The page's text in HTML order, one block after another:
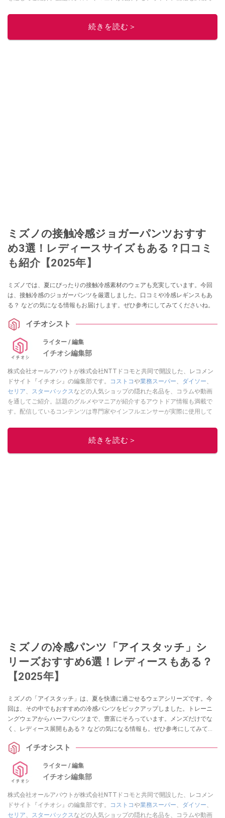
レビューしています。毎日トレンド情報をお届けしているので、ぜひ
してください！続きを読む＞
ミズノの接触冷感ジョガーパンツおすす
め3選！レディースサイズもある？口コミ
も紹介【2025年】
ミズノでは、夏にぴったりの接触冷感素材のウェアも充実しています。今回
は、接触冷感のジョガーパンツを厳選しました。口コミや冷感レギンスもあ
る？ などの気になる情報もお届けします。ぜひ参考にしてみてくださいね。
イチオシスト
ライター / 編集
イチオシ編集部
株式会社オールアバウトが株式会社NTTドコモと共同で開設した、レコメン
ドサイト『イチオシ』の編集部です。
コストコや業務スーパー、 ダイソー、
セリア、 スターバックスなどの人気ショップの隠れた名品を、コラムや動画
を通してご紹介。話題のグルメやマニアが紹介するアウトドア情報も満載で
す。配信しているコンテンツは専門家やインフルエンサーが実際に使用して
ニュースでフォロー
続きを読む＞
ミズノの冷感パンツ「アイスタッチ」シ
リーズおすすめ6選！レディースもある？
【2025年】
ミズノの「アイスタッチ」は、夏を快適に過ごせるウェアシリーズです。今
回は、その中でもおすすめの冷感パンツをピックアップしました。トレーニ
ングウェアからハーフパンツまで、豊富にそろっています。メンズだけでな
く、レディース展開もある？ などの気になる情報も。ぜひ参考にしてみてく
イチオシスト
ライター / 編集
イチオシ編集部
株式会社オールアバウトが株式会社NTTドコモと共同で開設した、レコメン
ドサイト『イチオシ』の編集部です。
コストコや業務スーパー、 ダイソー、
セリア、 スターバックスなどの人気ショップの隠れた名品を、コラムや動画